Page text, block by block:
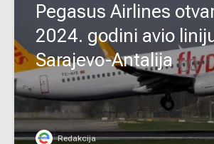
Pegasus Airlines
2024. godini avio
Sarajevo-Antalija
Redakcija